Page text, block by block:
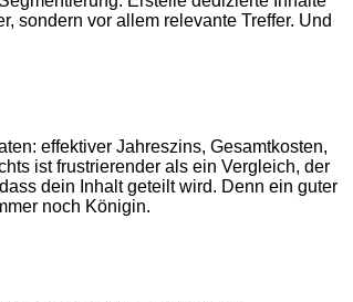
sondern vor allem relevante Treffer. Und
effektiver Jahreszins, Gesamtkosten,
ist frustrierender als ein Vergleich, der
dein Inhalt geteilt wird. Denn ein guter
noch Königin.